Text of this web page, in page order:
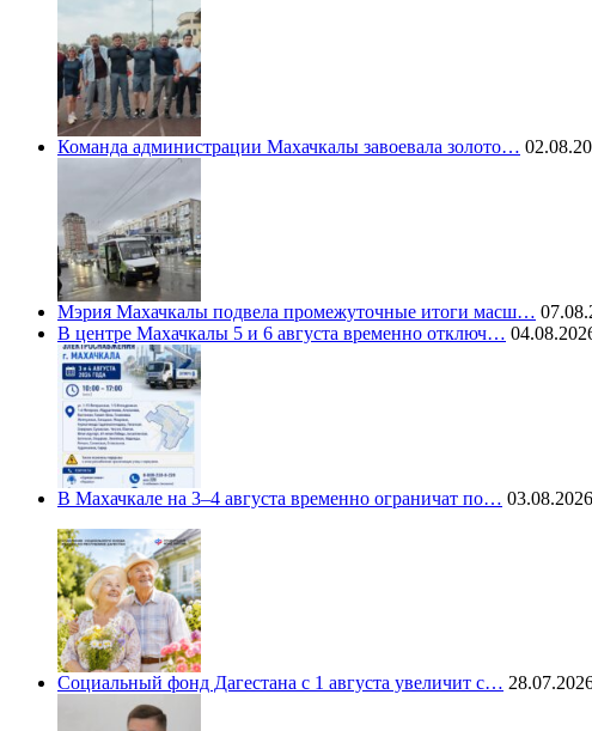
Команда администрации Махачкалы завоевала золото…
Мэрия Махачкалы подвела промежуточные итоги масш…
В центре Махачкалы 5 и 6 августа временно отключ…
В Махачкале на 3–4 августа временно ограничат по…
Социальный фонд Дагестана с 1 августа увеличит с…